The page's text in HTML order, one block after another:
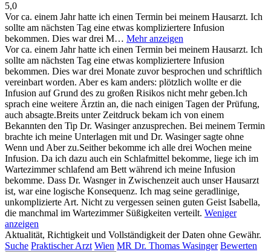
5,0
Vor ca. einem Jahr hatte ich einen Termin bei meinem Hausarzt. Ich
sollte am nächsten Tag eine etwas kompliziertere Infusion
bekommen. Dies war drei M… Mehr anzeigen
Vor ca. einem Jahr hatte ich einen Termin bei meinem Hausarzt. Ich
sollte am nächsten Tag eine etwas kompliziertere Infusion
bekommen. Dies war drei Monate zuvor besprochen und schriftlich
vereinbart worden. Aber es kam anders: plötzlich wollte er die
Infusion auf Grund des zu großen Risikos nicht mehr geben.Ich
sprach eine weitere Ärztin an, die nach einigen Tagen der Prüfung,
auch absagte.Breits unter Zeitdruck bekam ich von einem
Bekannten den Tip Dr. Wasinger anzusprechen. Bei meinem Termin
brachte ich meine Unterlagen mit und Dr. Wasinger sagte ohne
Wenn und Aber zu.Seither bekomme ich alle drei Wochen meine
Infusion. Da ich dazu auch ein Schlafmittel bekomme, liege ich im
Wartezimmer schlafend am Bett während ich meine Infusion
bekomme. Dass Dr. Wasnger in Zwischenzeit auch unser Hausarzt
ist, war eine logische Konsequenz. Ich mag seine geradlinige,
unkomplizierte Art. Nicht zu vergessen seinen guten Geist Isabella,
die manchmal im Wartezimmer Süßigkeiten verteilt. Weniger
anzeigen
Aktualität, Richtigkeit und Vollständigkeit der Daten ohne Gewähr.
Suche Praktischer Arzt Wien MR Dr. Thomas Wasinger Bewerten